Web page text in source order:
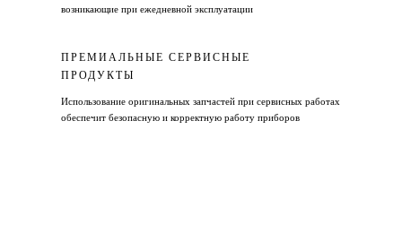
возникающие при ежедневной эксплуатации
ПРЕМИАЛЬНЫЕ СЕРВИСНЫЕ
ПРОДУКТЫ
Использование оригинальных запчастей при сервисных работах
обеспечит безопасную и корректную работу приборов